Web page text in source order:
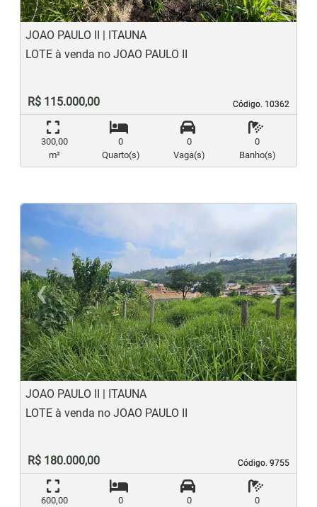
JOAO PAULO II | ITAUNA
Código. 10362
Código. 10362
LOTE à venda no JOAO PAULO II
R$ 115.000,00
300,00
m²
0
Quarto(s)
0
Vaga(s)
0
Banho(s)
‹
Previous
›
JOAO PAULO II | ITAUNA
Código. 9755
Código. 9755
LOTE à venda no JOAO PAULO II
R$ 180.000,00
600,00 0 0 0